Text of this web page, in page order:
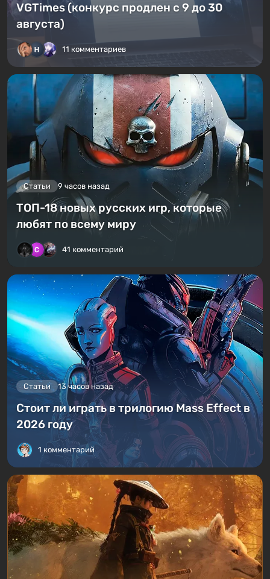
VGTimes (конкурс продлен с 9 до 30
августа)
11 комментариев
Статьи 9 часов назад
ТОП-18 новых русских игр, которые
любят по всему миру
41 комментарий
Статьи 13 часов назад
Стоит ли играть в трилогию Mass Effect в
2026 году
1 комментарий